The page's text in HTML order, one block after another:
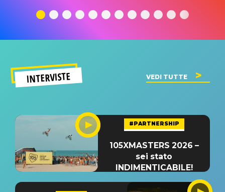
significato
del singolo
INTERVISTE VEDI TUTTE
#PARTNERSHIP
105XMASTERS 2026 –
sei stato
INDIMENTICABILE!